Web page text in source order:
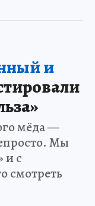
и
мёда —
Мы
и с
смотреть